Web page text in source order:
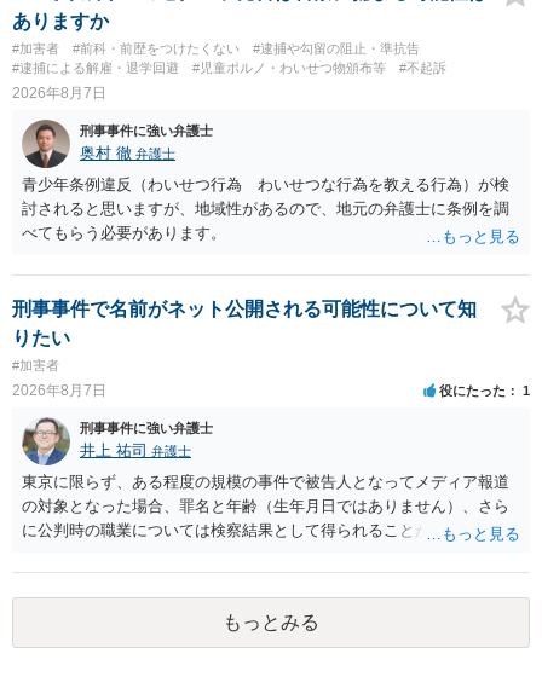
ありますか
#加害者 #前科・前歴をつけたくない
#逮捕や勾留の阻止・準抗告
#逮捕による解雇・退学回避
#児童ポルノ・わいせつ物頒布等 #不起訴
2026年8月7日
刑事事件に強い弁護士
奥村 徹 弁護士
青少年条例違反（わいせつ行為 わいせつな行為を教える行為）が検
討されると思いますが、地域性があるので、地元の弁護士に条例を調
べてもらう必要があります。
刑事事件で名前がネット公開される可能性について知
りたい
#加害者
2026年8月7日 役にたった 1
刑事事件に強い弁護士
井上 祐司 弁護士
東京に限らず、ある程度の規模の事件で被告人となってメディア報道
の対象となった場合、罪名と年齢（生年月日ではありません）、さら
に公判時の職業については検察結果として得られることが通常です。
もっとみる